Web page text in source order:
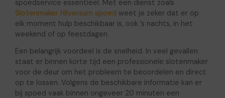
spoedservice essentieel. Met een dienst zoals
Slotenmaker Hilversum spoed weet je zeker dat er op
elk moment hulp beschikbaar is, ook ’s nachts, in het
weekend of op feestdagen.
Een belangrijk voordeel is de snelheid. In veel gevallen
staat er binnen korte tijd een professionele slotenmaker
voor de deur om het probleem te beoordelen en direct
op te lossen. Volgens de beschikbare informatie kan er
bij spoed vaak binnen ongeveer 20 minuten een